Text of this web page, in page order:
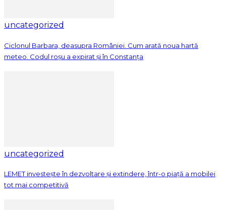
uncategorized
Ciclonul Barbara, deasupra României. Cum arată noua hartă
meteo. Codul roșu a expirat și în Constanța
uncategorized
LEMET investește în dezvoltare și extindere, într-o piață a mobilei
tot mai competitivă